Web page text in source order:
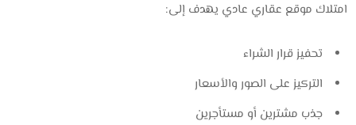
امتلاك موقع عقاري عادي يهدف إلى:
تحفيز قرار الشراء
التركيز على الصور والأسعار
جذب مشترين أو مستأجرين